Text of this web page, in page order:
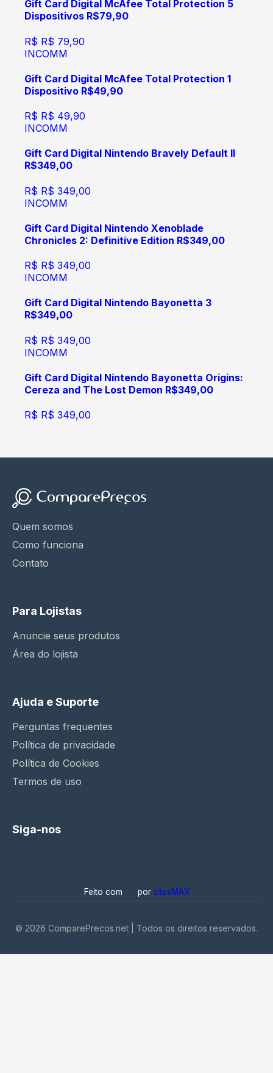
Gift Card Digital McAfee Total Protection 5
Dispositivos R$79,90
R$ R$ 79,90
INCOMM
Gift Card Digital McAfee Total Protection 1
Dispositivo R$49,90
R$ R$ 49,90
INCOMM
Gift Card Digital Nintendo Bravely Default II
R$349,00
R$ R$ 349,00
INCOMM
Gift Card Digital Nintendo Xenoblade
Chronicles 2: Definitive Edition R$349,00
R$ R$ 349,00
INCOMM
Gift Card Digital Nintendo Bayonetta 3
R$349,00
R$ R$ 349,00
INCOMM
Gift Card Digital Nintendo Bayonetta Origins:
Cereza and The Lost Demon R$349,00
R$ R$ 349,00
Quem somos
Como funciona
Contato
Para Lojistas
Anuncie seus produtos
Área do lojista
Ajuda e Suporte
Perguntas frequentes
Política de privacidade
Política de Cookies
Termos de uso
Siga-nos
Feito com por sitesMAX
© 2026 ComparePrecos.net | Todos os direitos reservados.